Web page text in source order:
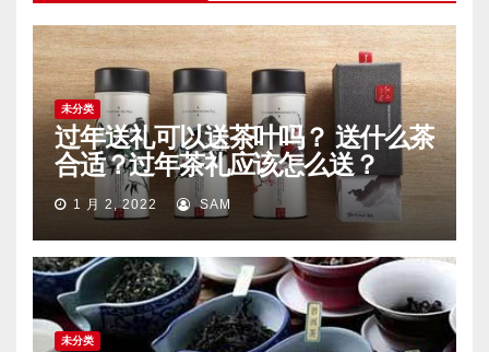
未分类
过年送礼可以送茶叶吗？ 送什么茶
合适？过年茶礼应该怎么送？
1 月 2, 2022 SAM
未分类